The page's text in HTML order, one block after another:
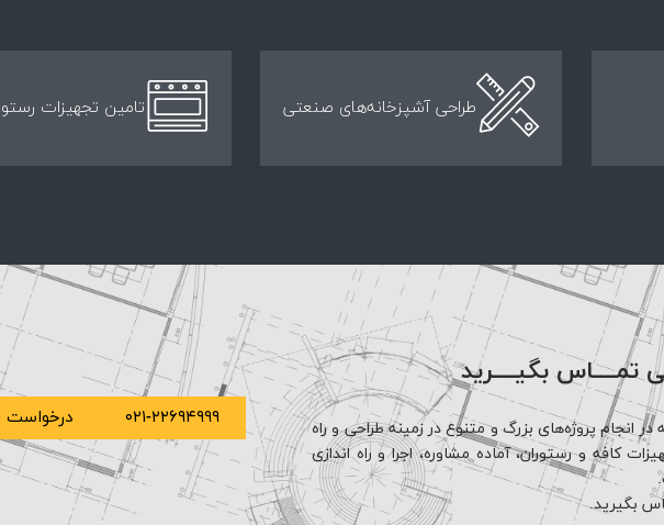
طراحی آشپزخانه‌های صنعتی تامین تجهیزات
تمــــاس بگیــــرید
انجام پروژه‌های بزرگ و متنوع در زمینه طراحی و راه
کافه و رستوران، آماده مشاوره، اجرا و راه اندازی
بگیرید.
۰۲۱-۲۲۶۹۴۹۹۹ درخواست